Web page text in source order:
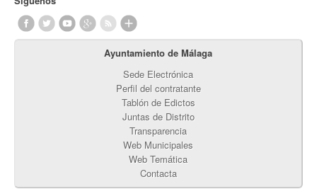
Ayuntamiento de Málaga
Sede Electrónica
Perfil del contratante
Tablón de Edictos
Juntas de Distrito
Transparencia
Web Municipales
Web Temática
Contacta